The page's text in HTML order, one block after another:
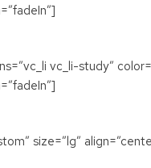
vc_li-study”
size=”lg”